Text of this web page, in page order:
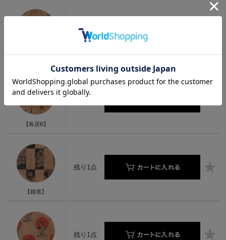
【鳥居A】
残り1点
【鳥居B】
【鐘馗】
残り1点
残り1点